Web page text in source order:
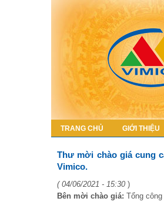
TRANG CHỦ GIỚI THIỆU
Thư mời chào giá cung
Vimico.
( 04/06/2021 - 15:30 )
Bên mời chào giá: Tổng